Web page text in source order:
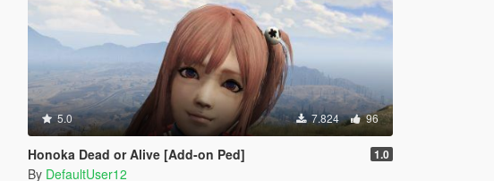
5.0 7.824 96
Honoka Dead or Alive [Add-on Ped] 1.0
By DefaultUser12